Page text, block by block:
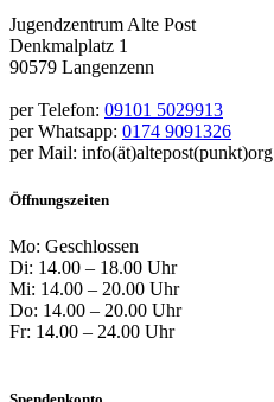
Jugendzentrum Alte Post
Denkmalplatz 1
90579 Langenzenn
per Telefon: 09101 5029913
per Whatsapp: 0174 9091326
per Mail: info(ät)altepost(punkt)org
Öffnungszeiten
Mo: Geschlossen
Di: 14.00 – 18.00 Uhr
Mi: 14.00 – 20.00 Uhr
Do: 14.00 – 20.00 Uhr
Fr: 14.00 – 24.00 Uhr